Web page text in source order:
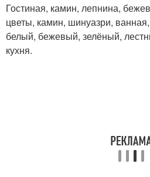
Гостиная, камин, лепнина,
цветы, камин, шинуазри,
белый, бежевый, зелёный,
кухня.